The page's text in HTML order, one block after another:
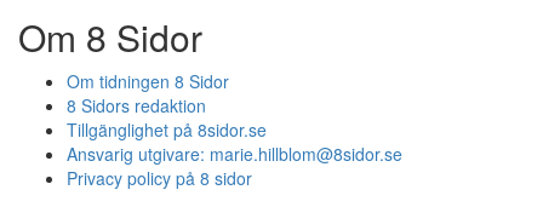
Om 8 Sidor
Om tidningen 8 Sidor
8 Sidors redaktion
Tillgänglighet på 8sidor.se
Ansvarig utgivare: marie.hillblom@8sidor.se
Privacy policy på 8 sidor